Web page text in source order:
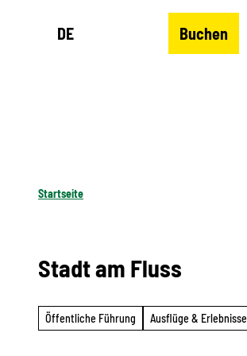
DE Buchen
Startseite
Stadt am Fluss
Öffentliche Führung Ausflüge & Erlebnisse